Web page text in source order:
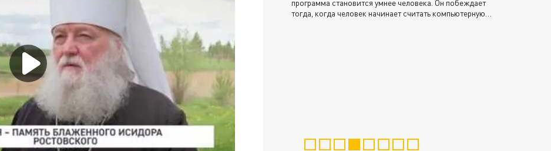
программа становится умнее человека. Он побеждает
тогда, когда человек начинает считать компьютерную